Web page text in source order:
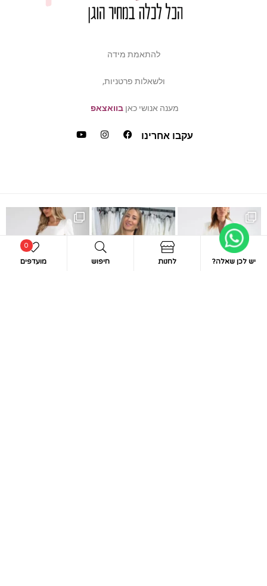
להתאמת מידה
ולשאלות פרטניות,
מענה אנושי כאןבוואצאפ
עקבו אחרינו
של פלאס סייז / מיד סכמה ביקשתן שהשמלה הזאת תחזו
יש לכן שאלה? לחנות חיפוש מועדפים
0